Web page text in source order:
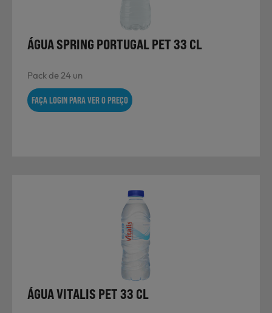
ÁGUA SPRING PORTUGAL PET 33 CL
Pack de 24 un
FAÇA LOGIN PARA VER O PREÇO
ÁGUA VITALIS PET 33 CL